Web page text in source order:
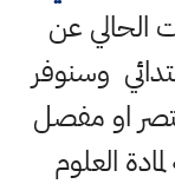
الحالي عن
وسنوفر
او مفصل
العلوم